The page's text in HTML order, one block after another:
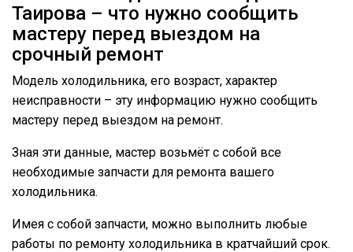
Таирова – что нужно сообщить
мастеру перед выездом на
срочный ремонт
Модель холодильника, его возраст, характер
неисправности – эту информацию нужно сообщить
мастеру перед выездом на ремонт.
Зная эти данные, мастер возьмёт с собой все
необходимые запчасти для ремонта вашего
холодильника.
Имея с собой запчасти, можно выполнить любые
работы по ремонту холодильника в кратчайший срок.